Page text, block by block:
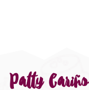
Patty Cariño